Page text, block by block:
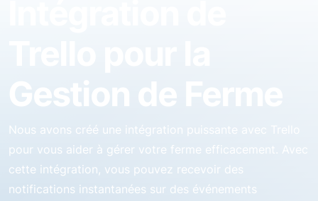
Gestion de Ferme
Nous avons créé une intégration puissante avec Trello
pour vous aider à gérer votre ferme efficacement. Avec
cette intégration, vous pouvez recevoir des
notifications instantanées sur des événements